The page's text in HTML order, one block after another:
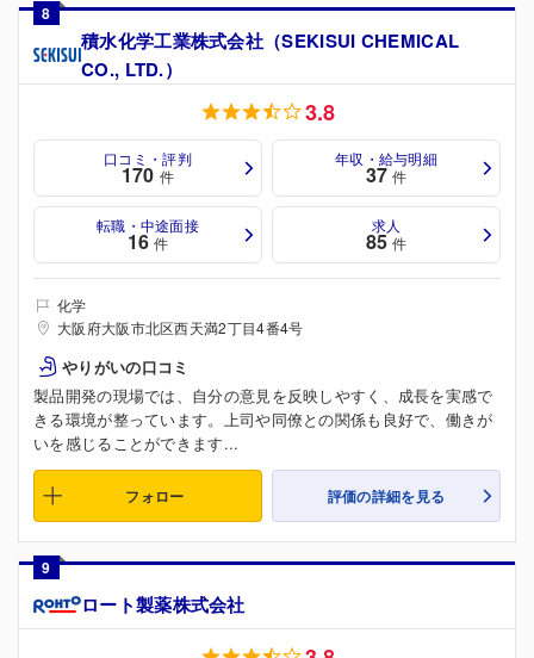
8
積水化学工業株式会社（SEKISUI CHEMICAL
CO., LTD.）
3.8
口コミ・評判
170 件
年収・給与明細
37 件
転職・中途面接
16 件
求人
85 件
化学
大阪府大阪市北区西天満2丁目4番4号
やりがいの口コミ
製品開発の現場では、自分の意見を反映しやすく、成長を実感で
きる環境が整っています。上司や同僚との関係も良好で、働きが
いを感じることができます...
フォロー 評価の詳細を見る
9
ロート製薬株式会社